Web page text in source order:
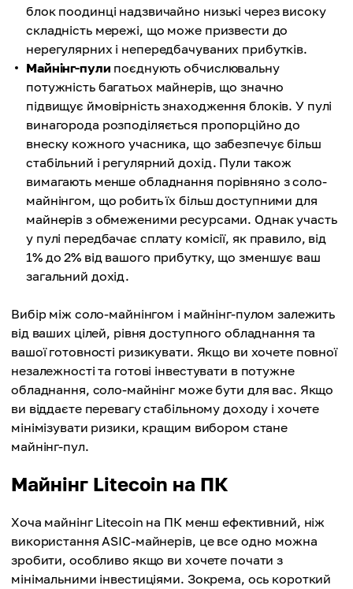
блок поодинці надзвичайно низькі через високу
складність мережі, що може призвести до
нерегулярних і непередбачуваних прибутків.
Майнінг-пули поєднують обчислювальну
потужність багатьох майнерів, що значно
підвищує ймовірність знаходження блоків. У пулі
винагорода розподіляється пропорційно до
внеску кожного учасника, що забезпечує більш
стабільний і регулярний дохід. Пули також
вимагають менше обладнання порівняно з соло-
майнінгом, що робить їх більш доступними для
майнерів з обмеженими ресурсами. Однак участь
у пулі передбачає сплату комісії, як правило, від
1% до 2% від вашого прибутку, що зменшує ваш
загальний дохід.
Вибір між соло-майнінгом і майнінг-пулом залежить
від ваших цілей, рівня доступного обладнання та
вашої готовності ризикувати. Якщо ви хочете повної
незалежності та готові інвестувати в потужне
обладнання, соло-майнінг може бути для вас. Якщо
ви віддаєте перевагу стабільному доходу і хочете
мінімізувати ризики, кращим вибором стане
майнінг-пул.
Майнінг Litecoin на ПК
Хоча майнінг Litecoin на ПК менш ефективний, ніж
використання ASIC-майнерів, це все одно можна
зробити, особливо якщо ви хочете почати з
мінімальними інвестиціями. Зокрема, ось короткий